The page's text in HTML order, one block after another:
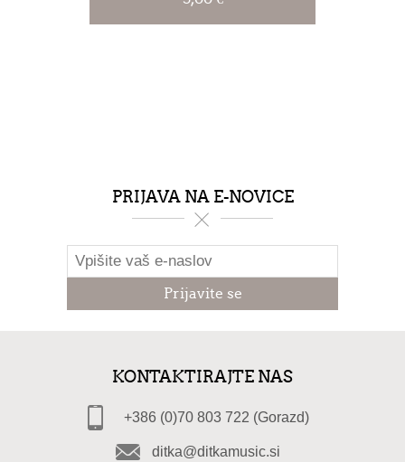
PRIJAVA NA E-NOVICE
KONTAKTIRAJTE NAS
+386 (0)70 803 722 (Gorazd)
ditka@ditkamusic.si